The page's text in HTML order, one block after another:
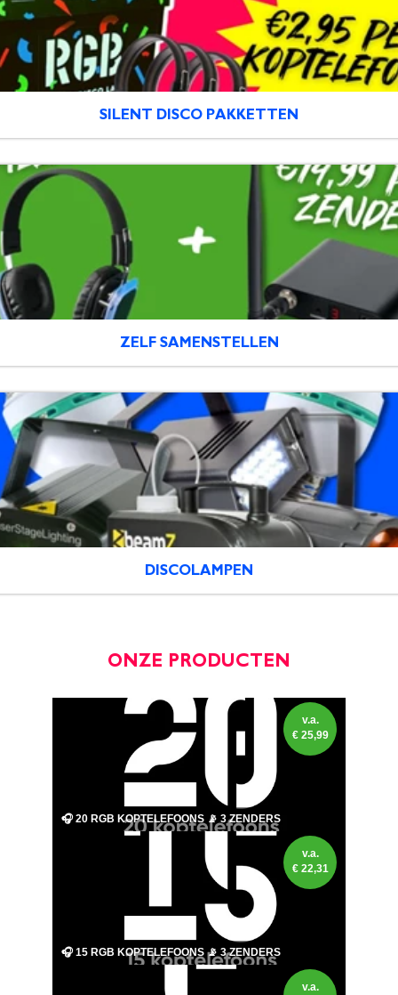
SILENT DISCO PAKKETTEN
ZELF SAMENSTELLEN
DISCOLAMPEN
ONZE PRODUCTEN
🎧 20 RGB KOPTELEFOONS 📡 3 ZENDERS
v.a.
€ 25,99
🎧 15 RGB KOPTELEFOONS 📡 3 ZENDERS
v.a.
€ 22,31
v.a.